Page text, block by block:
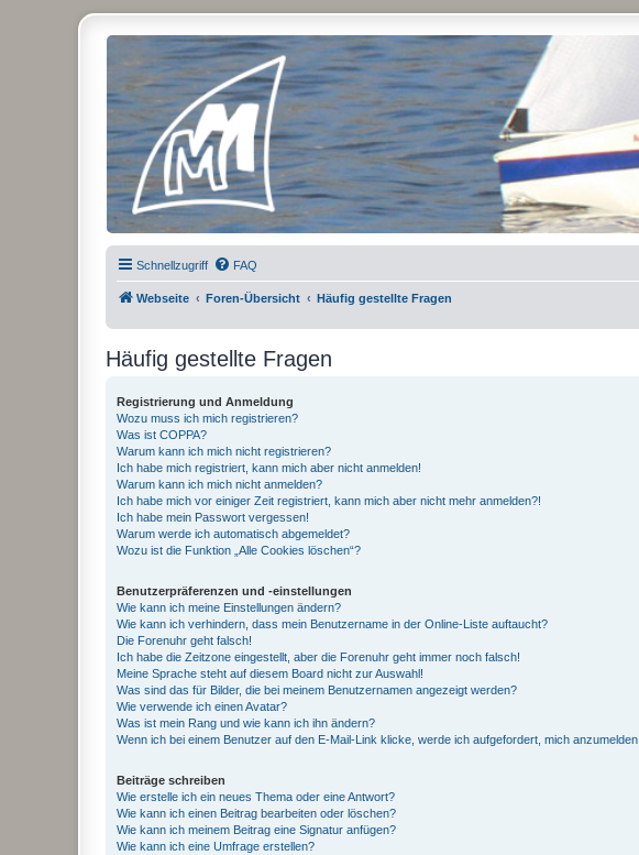
Micro Magic Forum Deutschland
Schnellzugriff FAQ
Webseite Foren-Übersicht Häufig gestellte Fragen
Häufig gestellte Fragen
Registrierung und Anmeldung
Wozu muss ich mich registrieren?
Was ist COPPA?
Warum kann ich mich nicht registrieren?
Ich habe mich registriert, kann mich aber nicht anmelden!
Warum kann ich mich nicht anmelden?
Ich habe mich vor einiger Zeit registriert, kann mich aber nicht mehr anmelden?!
Ich habe mein Passwort vergessen!
Warum werde ich automatisch abgemeldet?
Wozu ist die Funktion „Alle Cookies löschen“?
Benutzerpräferenzen und -einstellungen
Wie kann ich meine Einstellungen ändern?
Wie kann ich verhindern, dass mein Benutzername in der Online-Liste auftaucht?
Die Forenuhr geht falsch!
Ich habe die Zeitzone eingestellt, aber die Forenuhr geht immer noch falsch!
Meine Sprache steht auf diesem Board nicht zur Auswahl!
Was sind das für Bilder, die bei meinem Benutzernamen angezeigt werden?
Wie verwende ich einen Avatar?
Was ist mein Rang und wie kann ich ihn ändern?
Wenn ich bei einem Benutzer auf den E-Mail-Link klicke, werde ich aufgefordert, mich anzumelden.
Beiträge schreiben
Wie erstelle ich ein neues Thema oder eine Antwort?
Wie kann ich einen Beitrag bearbeiten oder löschen?
Wie kann ich meinem Beitrag eine Signatur anfügen?
Wie kann ich eine Umfrage erstellen?